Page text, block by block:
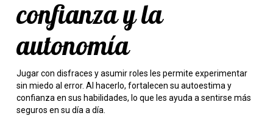
confianza y la
autonomía
Jugar con disfraces y asumir roles les permite experimentar
sin miedo al error. Al hacerlo, fortalecen su autoestima y
confianza en sus habilidades, lo que les ayuda a sentirse más
seguros en su día a día.